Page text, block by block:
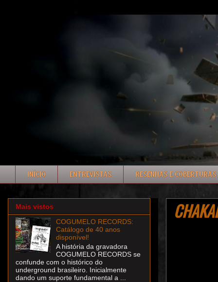
INÍCIO ENTREVISTAS RESENHAS E COBERTURAS
Mais vistos
COGUMELO RECORDS:
Catálogo de 40 anos
disponível!
A história da gravadora
COGUMELO RECORDS se
confunde com o histórico do
underground brasileiro. Inicialmente
dando um suporte fundamental a ...